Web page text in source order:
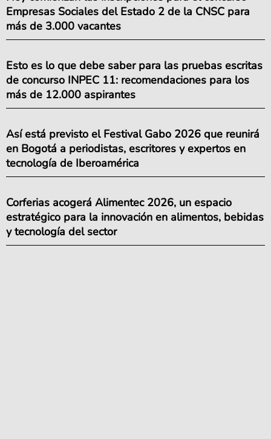
Empresas Sociales del Estado 2 de la CNSC para
más de 3.000 vacantes
Esto es lo que debe saber para las pruebas escritas
de concurso INPEC 11: recomendaciones para los
más de 12.000 aspirantes
Así está previsto el Festival Gabo 2026 que reunirá
en Bogotá a periodistas, escritores y expertos en
tecnología de Iberoamérica
Corferias acogerá Alimentec 2026, un espacio
estratégico para la innovación en alimentos, bebidas
y tecnología del sector